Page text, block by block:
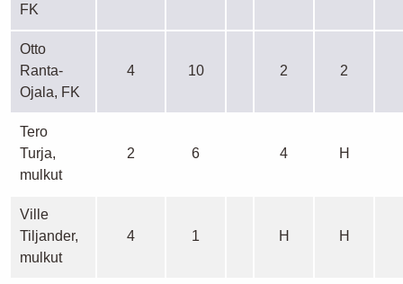
FK
Otto
Ranta-
Ojala, FK
4 10 2 2
Tero
Turja,
mulkut
2 6 4 H
Ville
Tiljander,
mulkut
4 1 H H